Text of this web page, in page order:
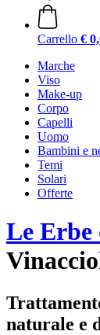
Carrello €
Marche
Viso
Make-up
Corpo
Capelli
Uomo
Bambini e
Temi
Solari
Offerte
Le Erbe
naturale e